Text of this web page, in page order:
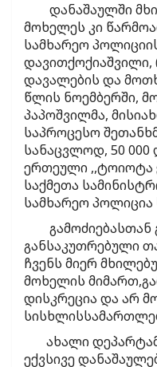
დანაშაულში
მოხელეს კი
სამხარეო
დავალების და
წლის ნოემბერში,
პაპოშვილმა,
საპროცესო
სანაცვლოდ, 50
ერთეული ,,ტოიოტა
საქმეთა
სამხარეო
გამოძიებასთან
განსაკუთრებული
ჩვენს მიერ
მოხელის
დისკრეცია და არ
ახალი
ექვსივე